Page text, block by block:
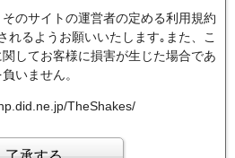
のサイトの運営者の定める利用規約
れるようお願いいたします｡また、こ
してお客様に損害が生じた場合であ
いません。
TheShakes/